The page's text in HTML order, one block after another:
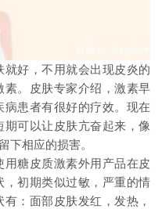
好，不用就会出现皮炎的
素。皮肤专家介绍，激素早
患者有很好的疗效。现在
可以让皮肤亢奋起来，像
下相应的损害。
糖皮质激素外用产品在皮
初期类似过敏，严重的情
：面部皮肤发红，发热，